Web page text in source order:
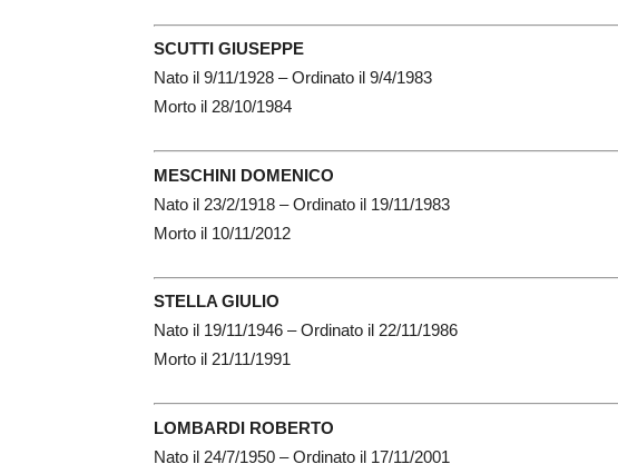
SCUTTI GIUSEPPE
Nato il 9/11/1928 – Ordinato il 9/4/1983
Morto il 28/10/1984
MESCHINI DOMENICO
Nato il 23/2/1918 – Ordinato il 19/11/1983
Morto il 10/11/2012
STELLA GIULIO
Nato il 19/11/1946 – Ordinato il 22/11/1986
Morto il 21/11/1991
LOMBARDI ROBERTO
Nato il 24/7/1950 – Ordinato il 17/11/2001